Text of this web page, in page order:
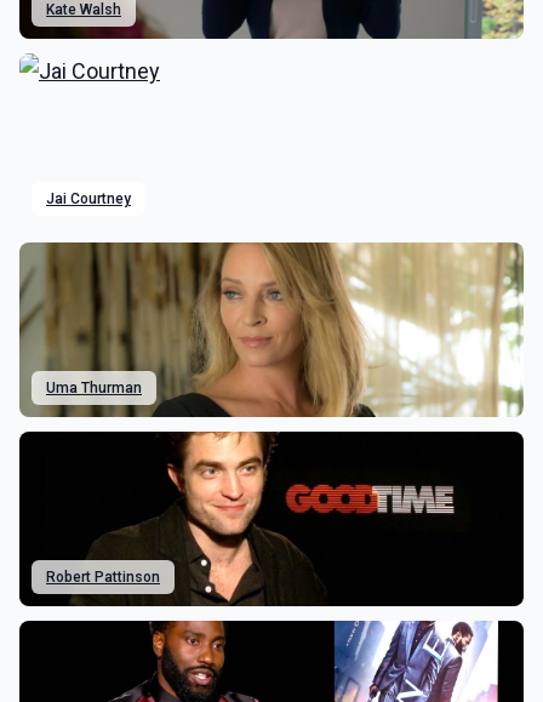
Kate Walsh
Jai Courtney
Uma Thurman
Robert Pattinson